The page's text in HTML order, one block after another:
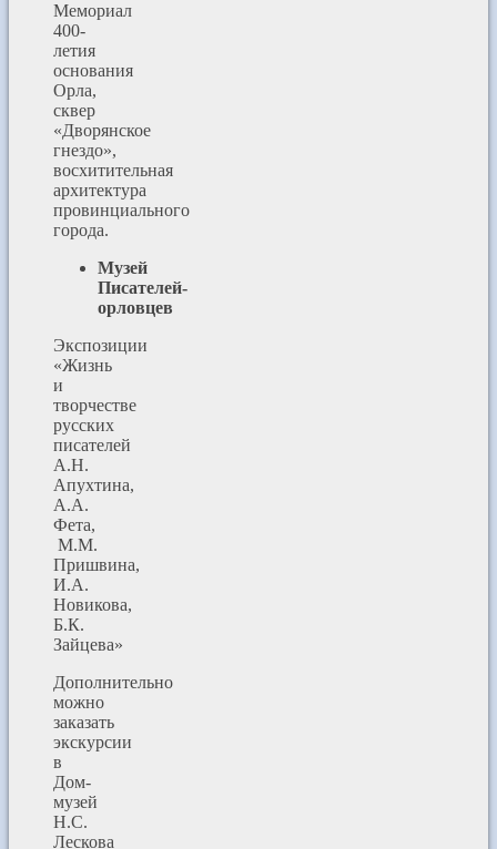
Мемориал
400-
летия
основания
Орла,
сквер
«Дворянское
гнездо»,
восхитительная
архитектура
провинциального
города.
Музей
Писателей-
орловцев
Экспозиции
«Жизнь
и
творчестве
русских
писателей
А.Н.
Апухтина,
А.А.
Фета,
М.М.
Пришвина,
И.А.
Новикова,
Б.К.
Зайцева»
Дополнительно
можно
заказать
экскурсии
в
Дом-
музей
Н.С.
Лескова